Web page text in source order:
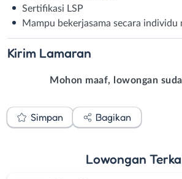
Sertifikasi LSP
Mampu bekerjasama secara individu
Kirim Lamaran
Mohon maaf, lowongan
Simpan Bagikan
Lowongan